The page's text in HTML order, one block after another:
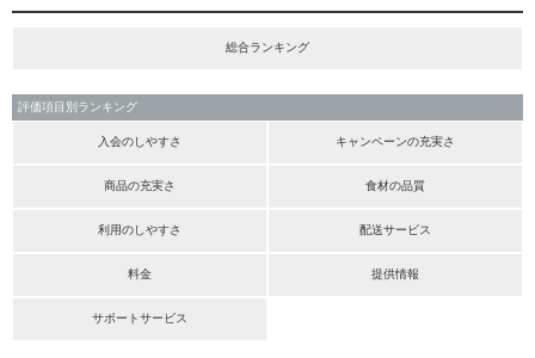
総合ランキング
評価項目別ランキング
入会のしやすさ キャンペーンの充実さ
商品の充実さ 食材の品質
利用のしやすさ 配送サービス
料金 提供情報
サポートサービス